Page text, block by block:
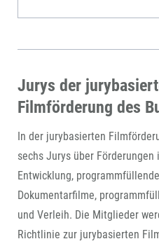
Jurys der
Filmförderung des
In der jurybasierten
sechs Jurys über
Entwicklung,
Dokumentarfilme,
und Verleih. Die Mitglieder
Richtlinie zur jurybasierten